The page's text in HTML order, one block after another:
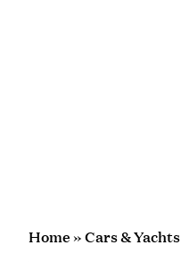
Home»Cars & Yachts